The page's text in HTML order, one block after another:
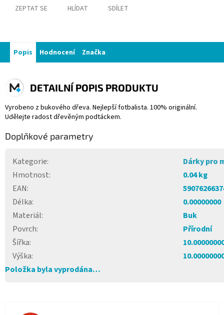
ZEPTAT SE HLÍDAT SDÍLET
Popis Hodnocení Značka
DETAILNÍ POPIS PRODUKTU
Vyrobeno z bukového dřeva. Nejlepší fotbalista. 100% originální.
Udělejte radost dřevěným podtáckem.
Doplňkové parametry
Kategorie:
Dárky pro
Hmotnost:
0.04 kg
EAN:
Délka:
0.00000000
Materiál:
Buk
Povrch:
Přírodní
Šířka:
Výška:
Položka byla vyprodána…